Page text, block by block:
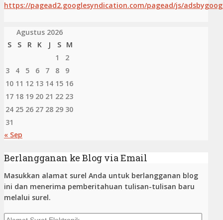
https://pagead2.googlesyndication.com/pagead/js/
Agustus 2026
S
S R K J S M
1
2
3
4 5 6 7 8
9
10 11 12 13 14 15 16
17 18 19 20 21 22 23
24 25 26 27 28 29 30
31
« Sep
Berlangganan ke Blog via Email
Masukkan alamat surel Anda untuk berlangganan blog
ini dan menerima pemberitahuan tulisan-tulisan baru
melalui surel.
Alamat